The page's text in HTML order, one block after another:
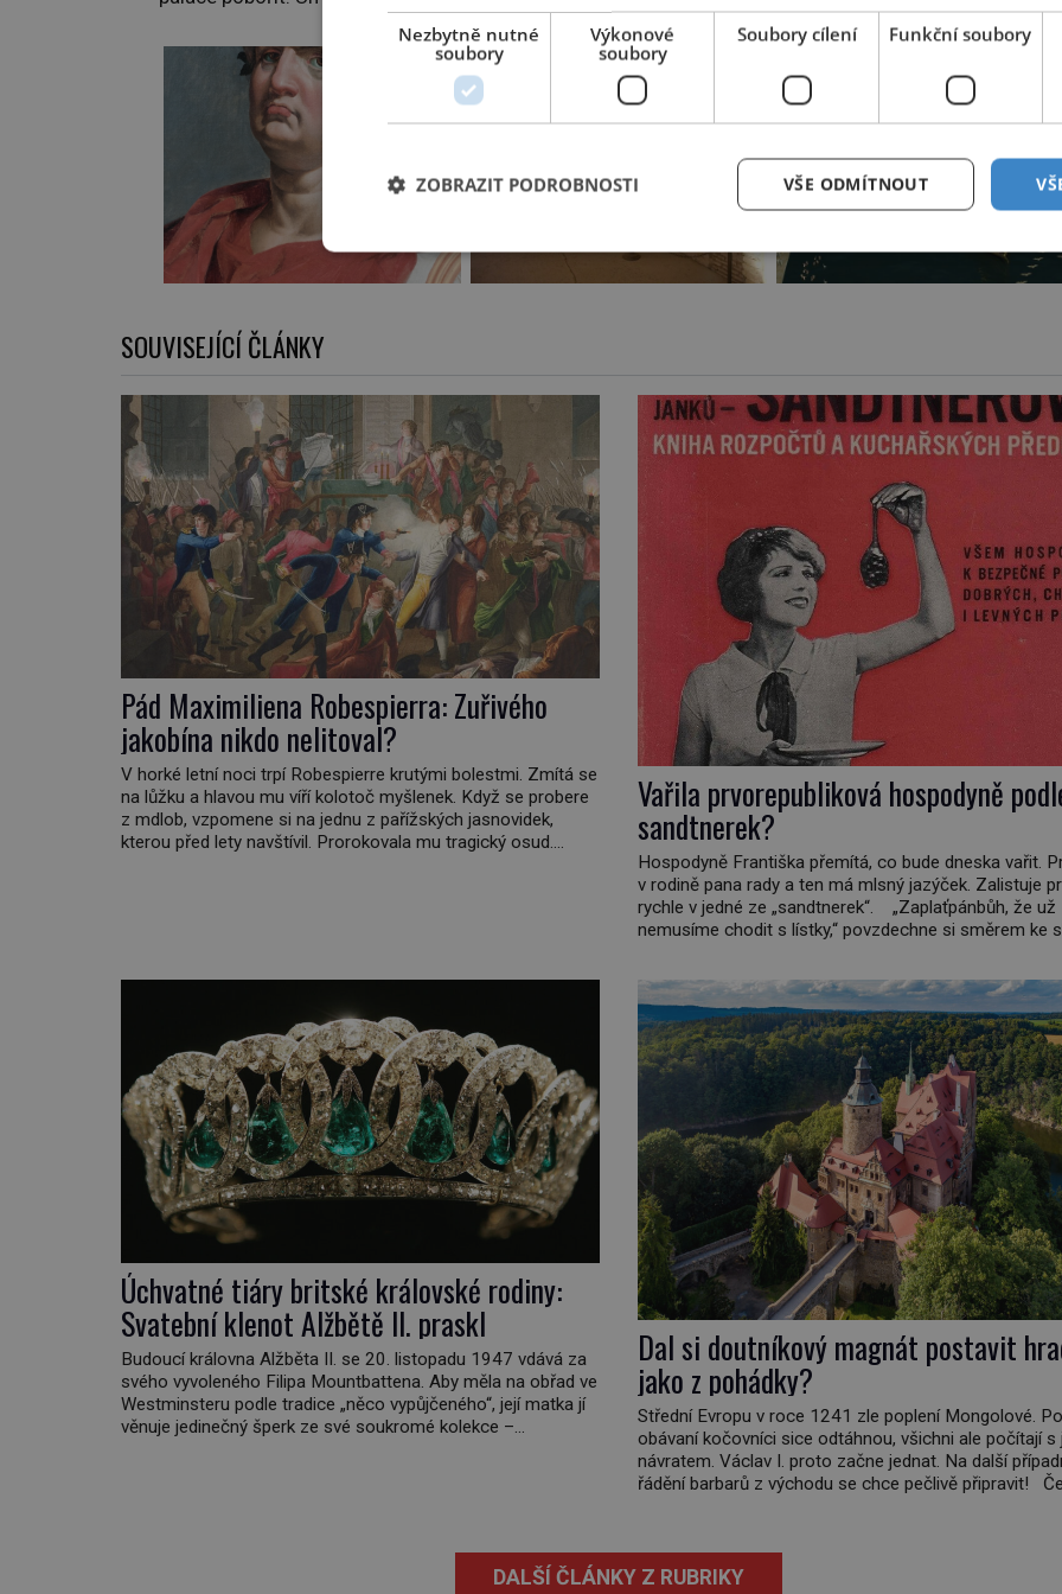
SOUVISEJÍCÍ ČLÁNKY
Pád Maximiliena Robespierra: Zuřivého
jakobína nikdo nelitoval?
V horké letní noci trpí Robespierre krutými bolestmi. Zmítá se
na lůžku a hlavou mu víří kolotoč myšlenek. Když se probere
z mdlob, vzpomene si na jednu z pařížských jasnovidek,
kterou před lety navštívil. Prorokovala mu tragický osud.
Vařila prvorepubliková hospodyně
sandtnerek?
Hospodyně Františka přemítá, co bude dneska vařit.
v rodině pana rady a ten má mlsný jazýček. Zalistuje
rychle v jedné ze „sandtnerek“. „Zaplaťpánbůh, že už
nemusíme chodit s lístky,“ povzdechne si směrem ke
republiky fungoval kvůli nedostatku zboží přídělový
Úchvatné tiáry britské královské rodiny:
Svatební klenot Alžbětě II. praskl
Budoucí královna Alžběta II. se 20. listopadu 1947 vdává za
svého vyvoleného Filipa Mountbattena. Aby měla na obřad ve
Westminsteru podle tradice „něco vypůjčeného“, její matka jí
věnuje jedinečný šperk ze své soukromé kolekce –
Dal si doutníkový magnát postavit
jako z pohádky?
Střední Evropu v roce 1241 zle poplení Mongolové.
obávaní kočovníci sice odtáhnou, všichni ale počítají s
návratem. Václav I. proto začne jednat. Na další
řádění barbarů z východu se chce pečlivě připravit!
hranici. Na […]
DALŠÍ ČLÁNKY Z RUBRIKY
Nezbytně nutné
soubory
Výkonové
soubory
Soubory cílení Funkční soubory
VŠE ODMÍTNOUT
ZOBRAZIT PODROBNOSTI